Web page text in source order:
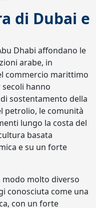
di Dubai e
Dhabi affondano le
arabe, in
commercio marittimo
secoli hanno
sostentamento della
petrolio, le comunità
lungo la costa del
basata
e su un forte
modo molto diverso
conosciuta come una
con un forte